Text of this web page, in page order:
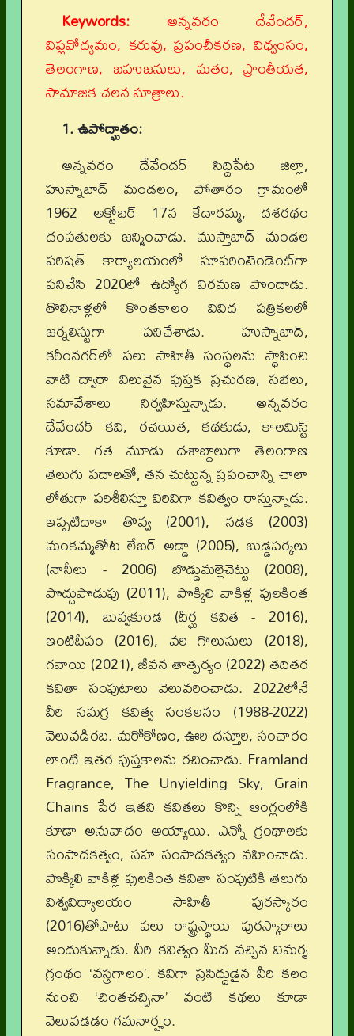
Keywords: అన్నవరం దేవేందర్,
విప్లవోద్యమం, కరువు, ప్రపంచీకరణ, విధ్వంసం,
తెలంగాణ, బహుజనులు, మతం, ప్రాంతీయత,
సామాజిక చలన సూత్రాలు.
1. ఉపోద్ఘాతం:
అన్నవరం దేవేందర్‌ సిద్దిపేట జిల్లా,
హుస్నాబాద్‌ మండలం, పోతారం గ్రామంలో
1962 అక్టోబర్‌ 17న కేదారమ్మ, దశరథం
దంపతులకు జన్మించాడు. ముస్తాబాద్‌ మండల
పరిషత్‌ కార్యాలయంలో సూపరింటెండెంట్‌గా
పనిచేసి 2020లో ఉద్యోగ విరమణ పొందాడు.
తొలినాళ్లలో కొంతకాలం వివిధ పత్రికలలో
జర్నలిస్టుగా పనిచేశాడు. హుస్నాబాద్‌,
కరీంనగర్‌లో పలు సాహితీ సంస్థలను స్థాపించి
వాటి ద్వారా విలువైన పుస్తక ప్రచురణ, సభలు,
సమావేశాలు నిర్వహిస్తున్నాడు. అన్నవరం
దేవేందర్‌ కవి, రచయిత, కథకుడు, కాలమిస్ట్‌
కూడా. గత మూడు దశాబ్దాలుగా తెలంగాణ
తెలుగు పదాలతో, తన చుట్టున్న ప్రపంచాన్ని చాలా
లోతుగా పరిశీలిస్తూ విరివిగా కవిత్వం రాస్తున్నాడు.
ఇప్పటిదాకా తొవ్వ (2001), నడక (2003)
మంకమ్మతోట లేబర్‌ అడ్డా (2005), బుడ్డపర్కలు
(నానీలు - 2006) బొడ్డుమల్లెచెట్టు (2008),
పొద్దుపొడుపు (2011), పొక్కిలి వాకిళ్ల పులకింత
(2014), బువ్వకుండ (దీర్ఘ కవిత - 2016),
ఇంటిదీపం (2016), వరి గొలుసులు (2018),
గవాయి (2021), జీవన తాత్పర్యం (2022) తదితర
కవితా సంపుటాలు వెలువరించాడు. 2022లోనే
వీరి సమగ్ర కవిత్వ సంకలనం (1988-2022)
వెలువడిరది. మరోకోణం, ఊరి దస్తూరి, సంచారం
లాంటి ఇతర పుస్తకాలను రచించాడు. Framland
Fragrance, The Unyielding Sky, Grain
Chains పేర ఇతని కవితలు కొన్ని ఆంగ్లంలోకి
కూడా అనువాదం అయ్యాయి. ఎన్నో గ్రంథాలకు
సంపాదకత్వం, సహ సంపాదకత్వం వహించాడు.
పొక్కిలి వాకిళ్ల పులకింత కవితా సంపుటికి తెలుగు
విశ్వవిద్యాలయం సాహితీ పురస్కారం
(2016)తోపాటు పలు రాష్ట్రస్థాయి పురస్కారాలు
అందుకున్నాడు. వీరి కవిత్వం మీద వచ్చిన విమర్శ
గ్రంథం ‘వస్త్రగాలం’. కవిగా ప్రసిద్ధుడైన వీరి కలం
నుంచి ‘చింతచచ్చినా’ వంటి కథలు కూడా
వెలువడడం గమనార్హం.